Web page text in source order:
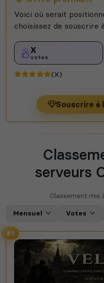
Voici où serait
choisissez de souscrire
X
votes
(X)
Souscrire à
serveurs
Classement mis
Mensuel Votes
#1